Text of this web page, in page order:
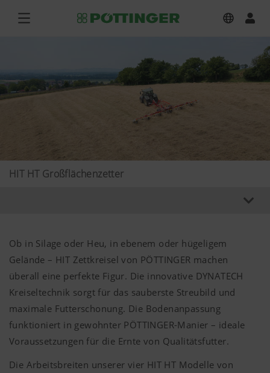
HIT HT Großflächenzetter
Ob in Silage oder Heu, in ebenem oder hügeligem
Gelände – HIT Zettkreisel von PÖTTINGER machen
überall eine perfekte Figur. Die innovative DYNATECH
Kreiseltechnik sorgt für das sauberste Streubild und
maximale Futterschonung. Die Bodenanpassung
funktioniert in gewohnter PÖTTINGER-Manier – ideale
Voraussetzungen für die Ernte von Qualitätsfutter.
Die Arbeitsbreiten unserer vier HIT HT Modelle von